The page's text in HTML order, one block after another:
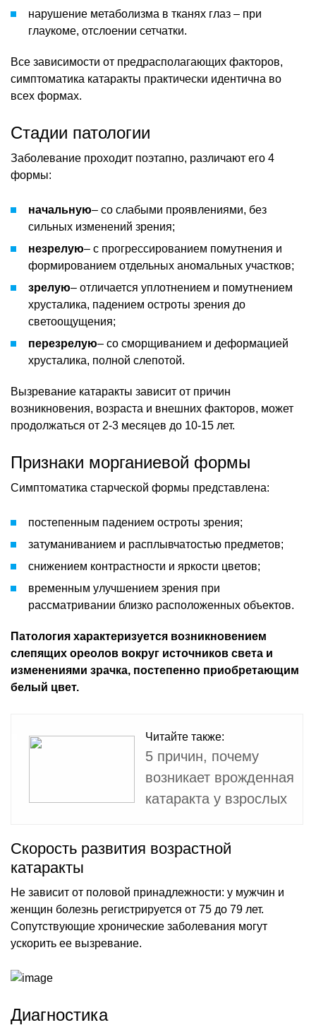
нарушение метаболизма в тканях глаз – при
глаукоме, отслоении сетчатки.
Все зависимости от предрасполагающих факторов,
симптоматика катаракты практически идентична во
всех формах.
Стадии патологии
Заболевание проходит поэтапно, различают его 4
формы:
начальную– со слабыми проявлениями, без
сильных изменений зрения;
незрелую– с прогрессированием помутнения и
формированием отдельных аномальных участков;
зрелую– отличается уплотнением и помутнением
хрусталика, падением остроты зрения до
светоощущения;
перезрелую– со сморщиванием и деформацией
хрусталика, полной слепотой.
Вызревание катаракты зависит от причин
возникновения, возраста и внешних факторов, может
продолжаться от 2-3 месяцев до 10-15 лет.
Признаки морганиевой формы
Симптоматика старческой формы представлена:
постепенным падением остроты зрения;
затуманиванием и расплывчатостью предметов;
снижением контрастности и яркости цветов;
временным улучшением зрения при
рассматривании близко расположенных объектов.
Патология характеризуется возникновением
слепящих ореолов вокруг источников света и
изменениями зрачка, постепенно приобретающим
белый цвет.
Читайте также:
5 причин, почему
возникает врожденная
катаракта у взрослых
Скорость развития возрастной
катаракты
Не зависит от половой принадлежности: у мужчин и
женщин болезнь регистрируется от 75 до 79 лет.
Сопутствующие хронические заболевания могут
ускорить ее вызревание.
Диагностика